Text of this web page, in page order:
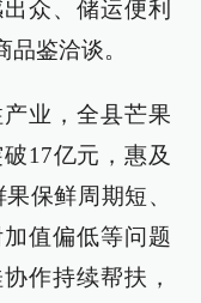
众、储运便利
鉴洽谈。
业，全县芒果
17亿元，惠及
保鲜周期短、
值偏低等问题
作持续帮扶，